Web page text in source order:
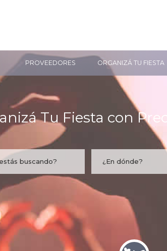
PROVEEDORES ORGANIZÁ TU FIESTA
Tu Fiesta con